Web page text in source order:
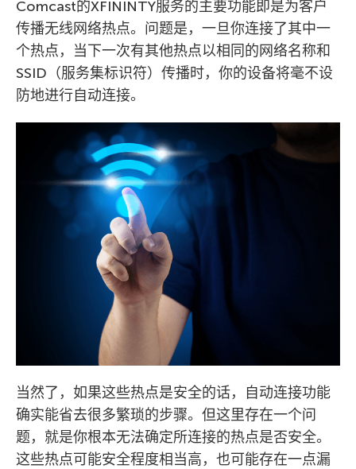
Comcast的XFININTY服务的主要功能即是为客户
传播无线网络热点。问题是，一旦你连接了其中一
个热点，当下一次有其他热点以相同的网络名称和
SSID（服务集标识符）传播时，你的设备将毫不设
防地进行自动连接。
当然了，如果这些热点是安全的话，自动连接功能
确实能省去很多繁琐的步骤。但这里存在一个问
题，就是你根本无法确定所连接的热点是否安全。
这些热点可能安全程度相当高，也可能存在一点漏